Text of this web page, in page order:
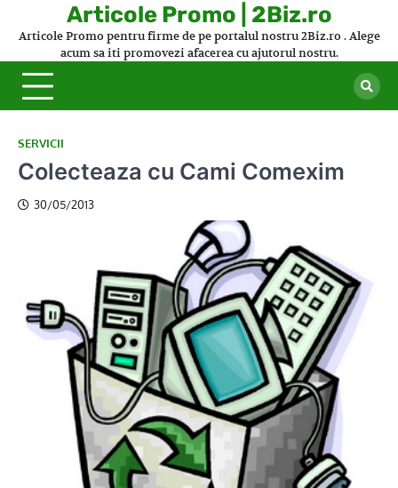
Articole Promo | 2Biz.ro
Articole Promo pentru firme de pe portalul nostru 2Biz.ro . Alege
acum sa iti promovezi afacerea cu ajutorul nostru.
SERVICII
Colecteaza cu Cami Comexim
30/05/2013